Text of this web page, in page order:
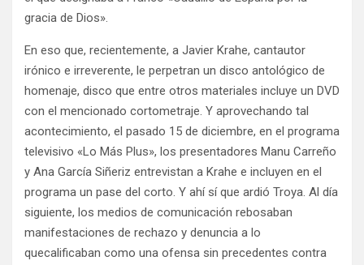
gracia de Dios».
En eso que, recientemente, a Javier Krahe, cantautor
irónico e irreverente, le perpetran un disco antológico de
homenaje, disco que entre otros materiales incluye un DVD
con el mencionado cortometraje. Y aprovechando tal
acontecimiento, el pasado 15 de diciembre, en el programa
televisivo «Lo Más Plus», los presentadores Manu Carreño
y Ana García Siñeriz entrevistan a Krahe e incluyen en el
programa un pase del corto. Y ahí sí que ardió Troya. Al día
siguiente, los medios de comunicación rebosaban
manifestaciones de rechazo y denuncia a lo
quecalificaban como una ofensa sin precedentes contra